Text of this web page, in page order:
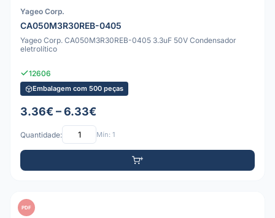
Yageo Corp.
CA050M3R30REB-0405
Yageo Corp. CA050M3R30REB-0405 3.3uF 50V Condensador
eletrolítico
12606
Embalagem com 500 peças
3.36€ – 6.33€
Quantidade: Mín: 1
PDF